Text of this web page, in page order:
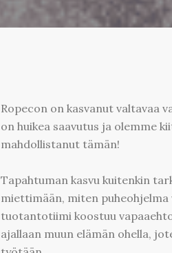
Ropecon on kasvanut valtavaa
on huikea saavutus ja olemme
mahdollistanut tämän!
Tapahtuman kasvu kuitenkin
miettimään, miten puheohjelma
tuotantotiimi koostuu
ajallaan muun elämän ohella,